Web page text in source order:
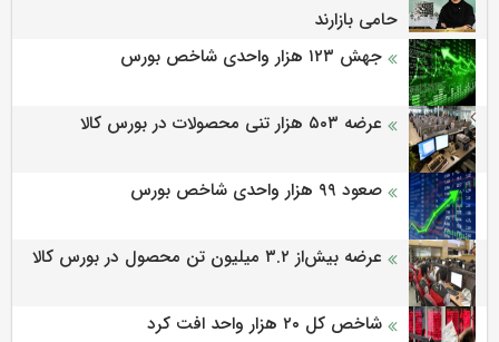
حامی بازارند
جهش ۱۲۳ هزار واحدی شاخص بورس
عرضه ۵۰۳ هزار تنی محصولات در بورس کالا
صعود ۹۹ هزار واحدی شاخص بورس
عرضه بیش‌از ۳.۲ میلیون تن محصول در بورس کالا
شاخص کل ۲۰ هزار واحد افت کرد